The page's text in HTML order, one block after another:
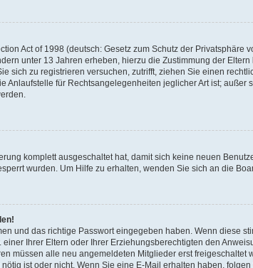
Act of 1998 (deutsch: Gesetz zum Schutz der
unter 13 Jahren erheben, hierzu die Zustimmung der
sich zu registrieren versuchen, zutrifft, ziehen Sie einen
Anlaufstelle für Rechtsangelegenheiten jeglicher Art ist;
komplett ausgeschaltet hat, damit sich keine neuen
wurden. Um Hilfe zu erhalten, wenden Sie sich an die
und das richtige Passwort eingegeben haben. Wenn diese
Ihrer Eltern oder Ihrer Erziehungsberechtigten den
müssen alle neu angemeldeten Mitglieder erst
ist oder nicht. Wenn Sie eine E-Mail erhalten haben,